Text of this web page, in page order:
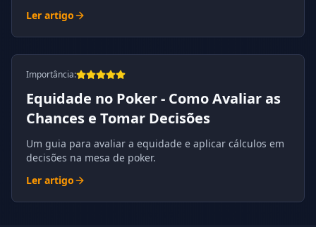
Ler artigo
Importância:
Equidade no Poker - Como Avaliar as
Chances e Tomar Decisões
Um guia para avaliar a equidade e aplicar cálculos em
decisões na mesa de poker.
Ler artigo